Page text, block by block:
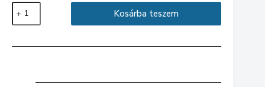
Eldes
iButton
(proximity)
mennyiség
Kosárba teszem